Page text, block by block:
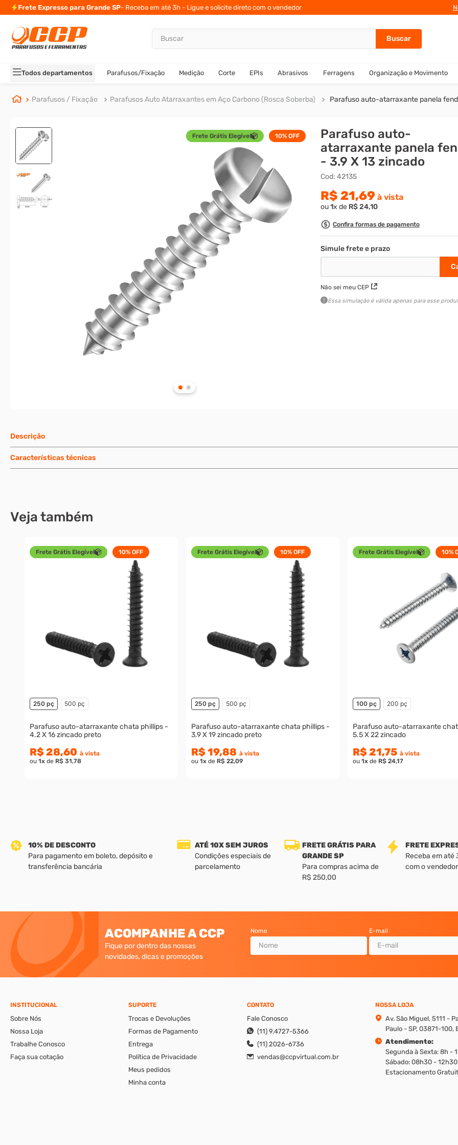
Frete Expresso para Grande SP- Receba em até 3h - Ligue e solicite direto com o vendedor 10% de
Buscar
Todos departamentos Parafusos/Fixação Medição Corte EPIs Abrasivos Ferragens Organização e Movimento
Parafusos / Fixação Parafusos Auto Atarraxantes em Aço Carbono (Rosca Soberba) Parafuso auto-atarraxante panela
Frete Grátis Elegível 10%OFF
Parafuso auto-
atarraxante panela
- 3.9 X 13 zincado
Cod:42135
R$ 21,69 à vista
ou1x de R$24,10
Confira formas de pagamento
Não sei meu CEP
Essa simulação é válida apenas para esse
Descrição
Características técnicas
Veja também
Frete Grátis Elegível 10% OFF
250 pç 500 pç
Parafuso auto-atarraxante chata phillips -
4.2 X 16 zincado preto
R$ 28,60 à vista
ou 1x de R$ 31,78
Frete Grátis Elegível 10% OFF
250 pç 500 pç
Parafuso auto-atarraxante chata phillips -
3.9 X 19 zincado preto
R$ 19,88 à vista
ou 1x de R$ 22,09
Frete Grátis Elegível 10%
100 pç 200 pç
Parafuso auto-atarraxante
5.5 X 22 zincado
R$ 21,75 à vista
ou 1x de R$ 24,17
10% DE DESCONTO
Para pagamento em boleto, depósito e
transferência bancária
ATÉ 10X SEM JUROS
Condições especiais de
parcelamento
FRETE GRÁTIS PARA
GRANDE SP
Para compras acima de
R$ 250,00
FRETE
Receba em até
com o vendedor
ACOMPANHE A CCP
Fique por dentro das nossas
novidades, dicas e promoções
Nome E-mail
INSTITUCIONAL
Sobre Nós
Nossa Loja
Trabalhe Conosco
Faça sua cotação
SUPORTE
Trocas e Devoluções
Formas de Pagamento
Entrega
Política de Privacidade
Meus pedidos
Minha conta
CONTATO
Fale Conosco
(11) 9.4727-5366
(11) 2026-6736
vendas@ccpvirtual.com.br
NOSSA LOJA
Av. São Miguel, 5111 -
Paulo - SP, 03871-100,
Atendimento:
Segunda à Sexta: 8h -
Sábado: 08h30 - 12h30
Estacionamento
TERMOS MAIS BUSCADOS
2º
porca
3º
arruela
º
cupilha
parafuso allen 5
º
sextavado
presto
rodizio